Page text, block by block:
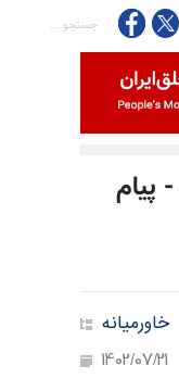
پیام
خاورمیانه
1402/07/21